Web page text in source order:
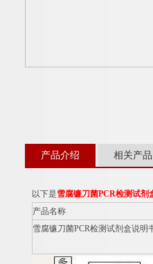
产品介绍 相关产品
以下是雪腐镰刀菌PCR检测试剂
产品名称
雪腐镰刀菌PCR检测试剂盒说明